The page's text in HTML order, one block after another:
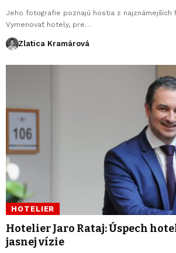
Jeho fotografie poznajú hostia z najznámejších
Vymenovať hotely, pre…
Zlatica Kramárová
HOTELIER
Hotelier Jaro Rataj: Úspech
jasnej vízie